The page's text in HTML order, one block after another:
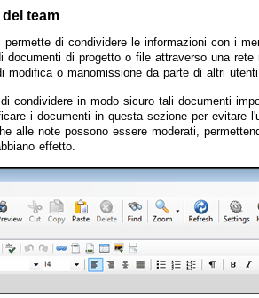
team
di condividere le informazioni con i
di progetto o file attraverso una rete
modifica o manomissione da parte di altri
condividere in modo sicuro tali documenti
i documenti in questa sezione per evitare
alle note possono essere moderati,
effetto.